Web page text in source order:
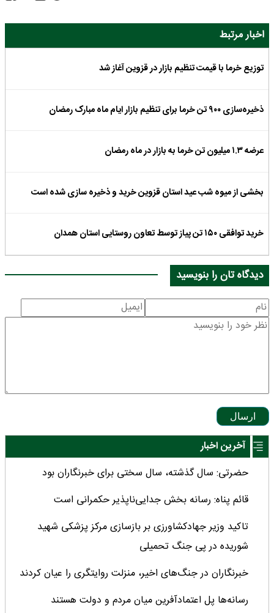
اخبار مرتبط
توزیع خرما با قیمت تنظیم بازار در قزوین آغاز شد
ذخیره‌سازی ۹۰۰ تن خرما برای تنظیم بازار ایام ماه مبارک رمضان
عرضه ۱.۳ میلیون تن خرما به بازار در ماه رمضان
بخشی از میوه شب عید استان قزوین خرید و ذخیره سازی شده است
خرید توافقی ۱۵۰ تن پیاز توسط تعاون روستایی استان همدان
دیدگاه تان را بنویسید
ارسال
آخرین اخبار
حضرتی: سال گذشته، سال سختی برای خبرنگاران بود
قائم پناه: رسانه بخش جدایی‌ناپذیر حکمرانی است
تاکید وزیر جهادکشاورزی بر بازسازی مرکز پزشکی شهید
شوریده در پی جنگ تحمیلی
خبرنگاران در جنگ‌های اخیر، منزلت روایتگری را عیان کردند
رسانه‌ها پل اعتمادآفرین میان مردم و دولت هستند